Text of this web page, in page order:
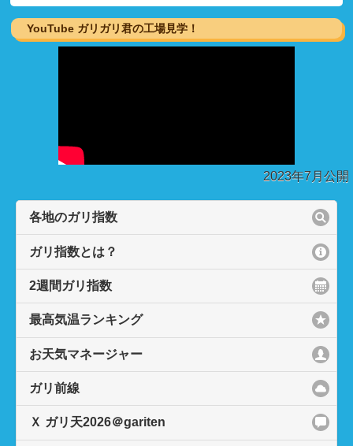
思い出した！ 思い出したぞ！ これが真夏の日差しだ！☀️
昨日梅雨明け発表があった新潟から 石黒です🌾 久しぶり
のすっきり快晴だ！ 空はやっぱり広いんだな でも日差し
@eriko.ishizuka きょうは秋田・青森含む東北北部をはじ
め 東北南部・北陸で梅雨明けの発表がありました☀️ 秋田
の青空はソーダ味と同じ色🟦 いよいよ暑さも本番です 暑
さ対策にもガリガリ君をぜひ☀️ #gariten #ガリガリ君 #気
象予報士 #石塚絵里子
愛媛の竹之熊（たけのくま）（@wm_takenokuma ）で
す。 きょうは熊本や久留米など7地点で40℃以上酷暑
日。 松山も37.8℃で観測史上最高気温を更新しました。
活しつつ、こまめな水分補給や冷房の使用など、万全な
熱中症対策を。 #gariten #ガリガリ君
ガリ天・新人お天気マネージャーの鈴木悠です。 週明け
YouTube ガリガリ君の工場見学！
2023年7月公開
各地のガリ指数
ガリ指数とは？
2週間ガリ指数
最高気温ランキング
お天気マネージャー
ガリ前線
Ｘ ガリ天2026＠gariten